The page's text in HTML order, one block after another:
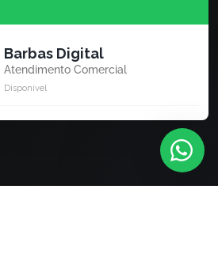
Barbas Digital
Atendimento Comercial
Disponível